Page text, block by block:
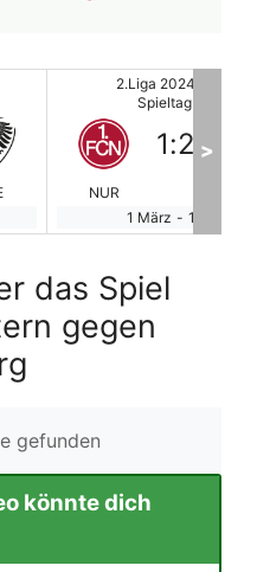
2.Liga 2024/2025
Spieltag 24
FCK
3:0
1 März - 11:00
>
das Spiel
gegen
gefunden
könnte dich